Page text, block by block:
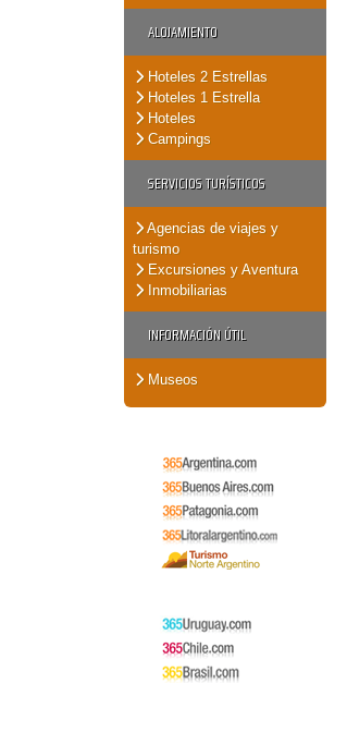
ALOJAMIENTO
Hoteles 2 Estrellas
Hoteles 1 Estrella
Hoteles
Campings
SERVICIOS TURÍSTICOS
Agencias de viajes y
turismo
Excursiones y Aventura
Inmobiliarias
INFORMACIÓN ÚTIL
Museos